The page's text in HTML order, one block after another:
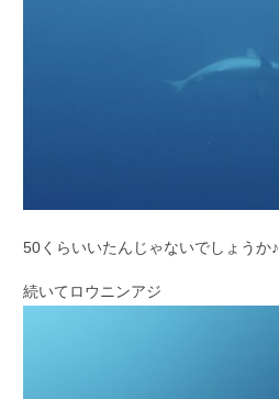
50くらいいたんじゃないでしょうか♪
続いてロウニンアジ